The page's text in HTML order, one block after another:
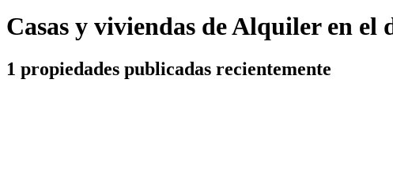
Casas y viviendas de Alquiler en el
1 propiedades publicadas recientemente